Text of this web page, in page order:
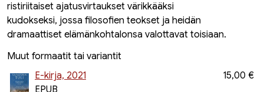
ristiriitaiset ajatusvirtaukset värikkääksi
kudokseksi, jossa filosofien teokset ja heidän
dramaattiset elämänkohtalonsa valottavat toisiaan.
Muut formaatit tai variantit
E-kirja, 2021
EPUB
15,00 €